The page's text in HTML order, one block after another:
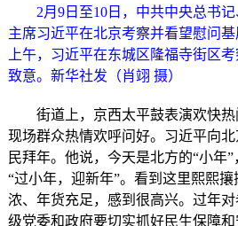
2月9日至10日，中共中央总书
主席习近平在北京考察并看望慰问
上午，习近平在东城区隆福寺街区
致意。新华社发（肖翊 摄）
街道上，京西太平鼓表演欢快热
现场群众热情欢呼问好。习近平向
民拜年。他说，今天是北方的“小年
“过小年，迎新年”。看到这里熙熙
浓、年货充足，感到很高兴。过年
级党委和政府要切实抓好民生保障